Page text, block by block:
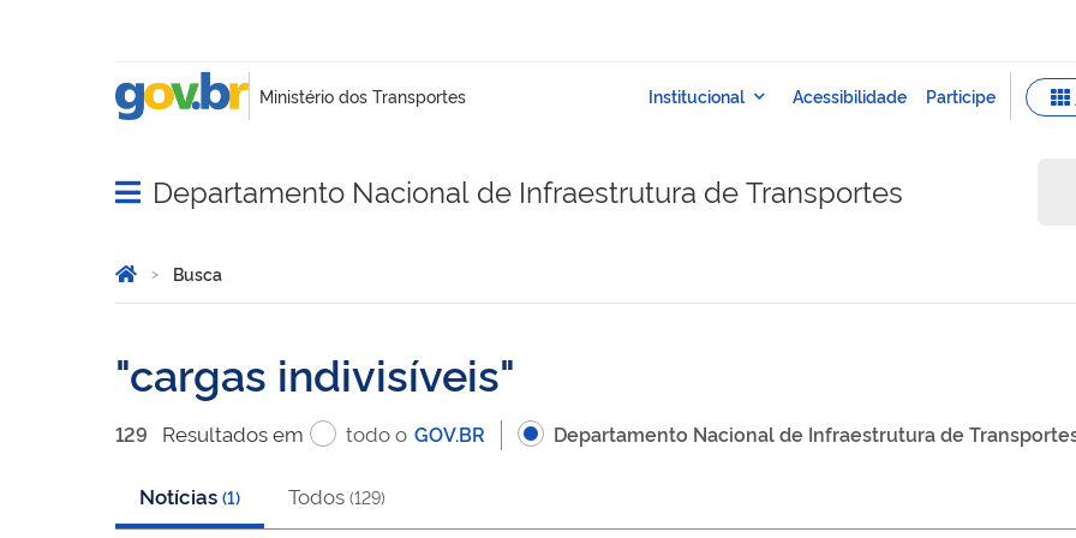
Abrir menu principal de navegação
Departamento Nacional de Infraestrutura de Transportes
Você está aqui:
Página Inicial
Busca
cargas indivisíveis
129 Resultadosem todo o GOV.BR Departamento Nacional de Infraestrutura de
Notícias (1) Todos (129)